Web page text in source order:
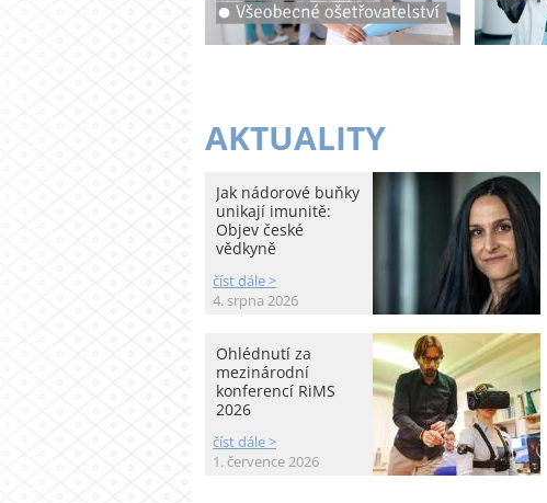
AKTUALITY
Jak nádorové buňky
unikají imunitě:
Objev české
vědkyně
číst dále >
4. srpna 2026
Ohlédnutí za
mezinárodní
konferencí RiMS
2026
číst dále >
1. července 2026